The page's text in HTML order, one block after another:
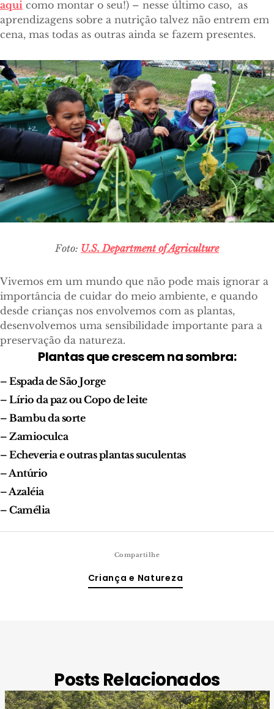
aqui como montar o seu!) – nesse último caso, as
aprendizagens sobre a nutrição talvez não entrem em
cena, mas todas as outras ainda se fazem presentes.
Foto: U.S. Department of Agriculture
Vivemos em um mundo que não pode mais ignorar a
importância de cuidar do meio ambiente, e quando
desde crianças nos envolvemos com as plantas,
desenvolvemos uma sensibilidade importante para a
preservação da natureza.
Plantas que crescem na sombra:
– Espada de São Jorge
– Lírio da paz ou Copo de leite
– Bambu da sorte
– Zamioculca
– Echeveria e outras plantas suculentas
– Antúrio
– Azaléia
– Camélia
Compartilhe
Criança e Natureza
Posts Relacionados